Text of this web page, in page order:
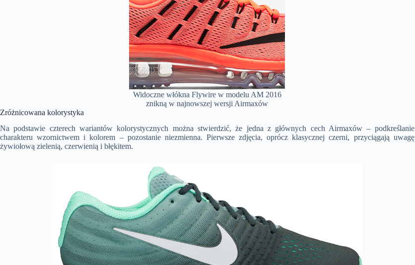
Widoczne włókna Flywire w modelu AM 2016
znikną w najnowszej wersji Airmaxów
Zróżnicowana kolorystyka
Na podstawie czterech wariantów kolorystycznych można stwierdzić, że jedna z głównych cech Airmaxów – podkreślanie
charakteru wzornictwem i kolorem – pozostanie niezmienna. Pierwsze zdjęcia, oprócz klasycznej czerni, przyciągają uwagę
żywiołową zielenią, czerwienią i błękitem.